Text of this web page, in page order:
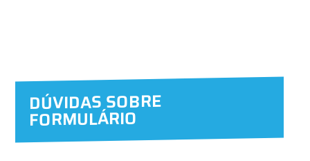
DÚVIDAS SOBRE
FORMULÁRIO